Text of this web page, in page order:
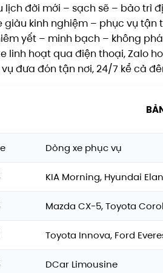
lịch đời mới – sạch sẽ – bảo trì
giàu kinh nghiệm – phục vụ tận
yết – minh bạch – không
linh hoạt qua điện thoại, Zalo
vụ đưa đón tận nơi, 24/7 kể cả
Dòng xe phục vụ
KIA Morning, Hyundai
Mazda CX-5, Toyota
Toyota Innova, Ford
DCar Limousine